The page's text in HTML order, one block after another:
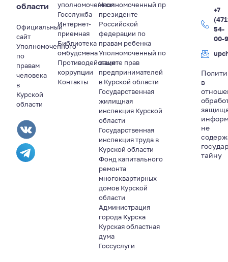
области
Официальный
сайт
Уполномоченного
по
правам
человека
в
Курской
области
уполномоченном
Госслужба
Интернет-
приемная
Библиотека
омбудсмена
Противодействие
коррупции
Контакты
Уполномоченный пр
президенте
Российской
федерации по
правам ребенка
Уполномоченный по
защите прав
предпринимателей
в Курской области
Государственная
жилищная
инспекция Курской
области
Государственная
инспекция труда в
Курской области
Фонд капитального
ремонта
многоквартирных
домов Курской
области
Администрация
города Курска
Курская областная
дума
Госсуслуги
+7
54-
00-
в
не
тайну